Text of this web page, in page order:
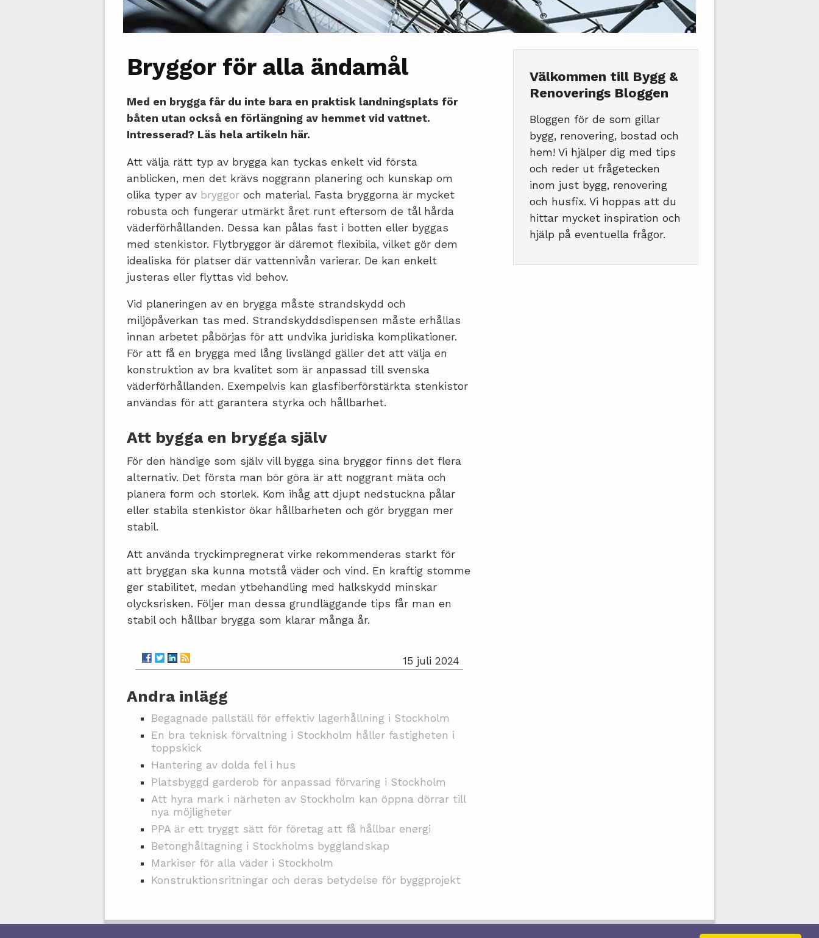
Bryggor för alla ändamål
Med en brygga får du inte bara en praktisk landningsplats för
båten utan också en förlängning av hemmet vid vattnet.
Intresserad? Läs hela artikeln här.
Att välja rätt typ av brygga kan tyckas enkelt vid första
anblicken, men det krävs noggrann planering och kunskap om
olika typer av bryggor och material. Fasta bryggorna är mycket
robusta och fungerar utmärkt året runt eftersom de tål hårda
väderförhållanden. Dessa kan pålas fast i botten eller byggas
med stenkistor. Flytbryggor är däremot flexibila, vilket gör dem
idealiska för platser där vattennivån varierar. De kan enkelt
justeras eller flyttas vid behov.
Vid planeringen av en brygga måste strandskydd och
miljöpåverkan tas med. Strandskyddsdispensen måste erhållas
innan arbetet påbörjas för att undvika juridiska komplikationer.
För att få en brygga med lång livslängd gäller det att välja en
konstruktion av bra kvalitet som är anpassad till svenska
väderförhållanden. Exempelvis kan glasfiberförstärkta stenkistor
användas för att garantera styrka och hållbarhet.
Att bygga en brygga själv
För den händige som själv vill bygga sina bryggor finns det flera
alternativ. Det första man bör göra är att noggrant mäta och
planera form och storlek. Kom ihåg att djupt nedstuckna pålar
eller stabila stenkistor ökar hållbarheten och gör bryggan mer
stabil.
Att använda tryckimpregnerat virke rekommenderas starkt för
att bryggan ska kunna motstå väder och vind. En kraftig stomme
ger stabilitet, medan ytbehandling med halkskydd minskar
olycksrisken. Följer man dessa grundläggande tips får man en
stabil och hållbar brygga som klarar många år.
15 juli 2024
Andra inlägg
Begagnade pallställ för effektiv lagerhållning i Stockholm
En bra teknisk förvaltning i Stockholm håller fastigheten i
toppskick
Hantering av dolda fel i hus
Platsbyggd garderob för anpassad förvaring i Stockholm
Att hyra mark i närheten av Stockholm kan öppna dörrar till
nya möjligheter
PPA är ett tryggt sätt för företag att få hållbar energi
Betonghåltagning i Stockholms bygglandskap
Markiser för alla väder i Stockholm
Konstruktionsritningar och deras betydelse för byggprojekt
Välkommen till Bygg &
Renoverings Bloggen
Bloggen för de som gillar
bygg, renovering, bostad och
hem! Vi hjälper dig med tips
och reder ut frågetecken
inom just bygg, renovering
och husfix. Vi hoppas att du
hittar mycket inspiration och
hjälp på eventuella frågor.